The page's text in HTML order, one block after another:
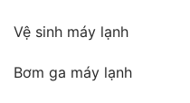
Vệ sinh máy lạnh
Bơm ga máy lạnh